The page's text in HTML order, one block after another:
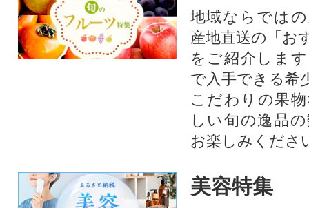
地域ならでは
産地直送の「お
をご紹介しま
で入手できる希
こだわりの果
しい旬の逸品
お楽しみくださ
美容特集